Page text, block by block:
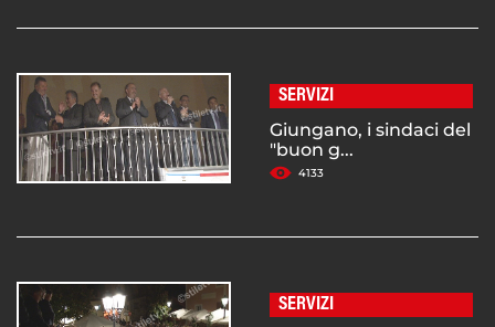
SERVIZI
Giungano, i sindaci del
"buon g...
4133
SERVIZI